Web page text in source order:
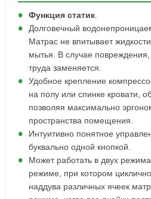
Функция статик.
Долговечный
Матрас не впитывает
мытья. В случае
труда заменяется.
Удобное крепление
на полу или спинке кровати,
позволяя максимально
пространства помещения.
Интуитивно понятное
буквально одной кнопкой.
Может работать в двух
режиме, при котором
наддува различных ячеек